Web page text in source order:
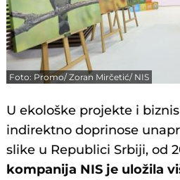
Foto: Promo/ Zoran Mirčetić/ NIS
U ekološke projekte i
indirektno doprinose
slike u Republici Srbiji, od
kompanija NIS je uložila